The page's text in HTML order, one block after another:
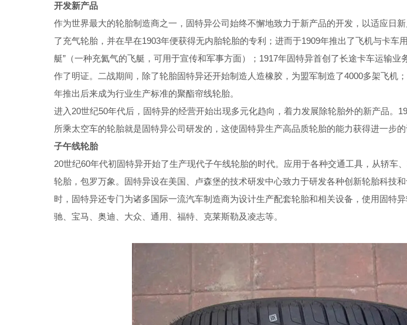
开发新产品
作为世界最大的轮胎制造商之一，固特异公司始终不懈地致力于新产品的开发，以适应日
了充气轮胎，并在早在1903年便获得无内胎轮胎的专利；进而于1909年推出了飞机与卡车
艇”（一种充氦气的飞艇，可用于宣传和军事方面）；1917年固特异首创了长途卡车运输业
作了明证。二战期间，除了轮胎固特异还开始制造人造橡胶，为盟军制造了4000多架飞机
年推出后来成为行业生产标准的聚酯帘线轮胎。
进入20世纪50年代后，固特异的经营开始出现多元化趋向，着力发展除轮胎外的新产品。
所乘太空车的轮胎就是固特异公司研发的，这使固特异生产高品质轮胎的能力获得进一步的
子午线轮胎
20世纪60年代初固特异开始了生产现代子午线轮胎的时代。应用于各种交通工具，从轿车
轮胎，包罗万象。固特异设在美国、卢森堡的技术研发中心致力于研发各种创新轮胎科技
时，固特异还专门为诸多国际一流汽车制造商为设计生产配套轮胎和相关设备，使用固特
驰、宝马、奥迪、大众、通用、福特、克莱斯勒及凌志等。